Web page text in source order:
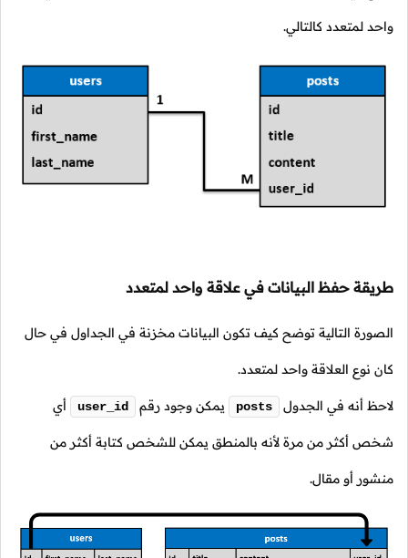
واحد لمتعدد كالتالي.
طريقة حفظ البيانات في علاقة واحد لمتعدد
الصورة التالية توضح كيف تكون البيانات مخزنة في الجداول في حال
كان نوع العلاقة واحد لمتعدد.
لاحظ أنه في الجدول posts يمكن وجود رقم user_id أي
شخص أكثر من مرة لأنه بالمنطق يمكن للشخص كتابة أكثر من
منشور أو مقال.